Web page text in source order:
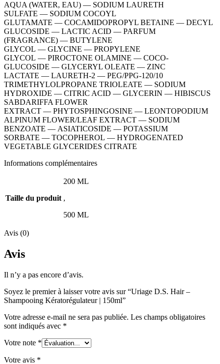
AQUA (WATER, EAU) — SODIUM LAURETH
SULFATE — SODIUM COCOYL
GLUTAMATE — COCAMIDOPROPYL BETAINE — DECYL
GLUCOSIDE — LACTIC ACID — PARFUM
(FRAGRANCE) — BUTYLENE
GLYCOL — GLYCINE — PROPYLENE
GLYCOL — PIROCTONE OLAMINE — COCO-
GLUCOSIDE — GLYCERYL OLEATE — ZINC
LACTATE — LAURETH-2 — PEG/PPG-120/10
TRIMETHYLOLPROPANE TRIOLEATE — SODIUM
HYDROXIDE — CITRIC ACID — GLYCERIN — HIBISCUS
SABDARIFFA FLOWER
EXTRACT — PHYTOSPHINGOSINE — LEONTOPODIUM
ALPINUM FLOWER/LEAF EXTRACT — SODIUM
BENZOATE — ASIATICOSIDE — POTASSIUM
SORBATE — TOCOPHEROL — HYDROGENATED
VEGETABLE GLYCERIDES CITRATE
Informations complémentaires
Taille du produit
200 ML
,
500 ML
Avis (0)
Avis
Il n’y a pas encore d’avis.
Soyez le premier à laisser votre avis sur “Uriage D.S. Hair –
Shampooing Kératorégulateur | 150ml”
Votre adresse e-mail ne sera pas publiée. Les champs obligatoires
sont indiqués avec *
Votre note *
Votre avis *